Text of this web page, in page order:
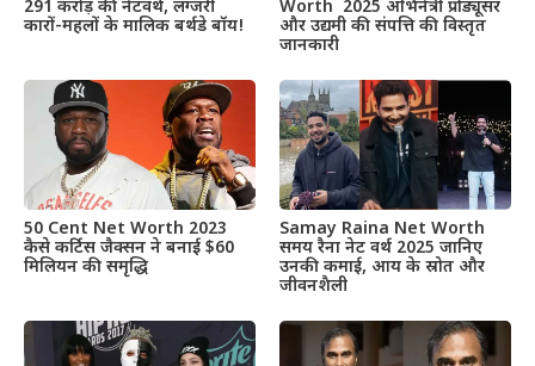
291 करोड़ की नेटवर्थ, लग्जरी
कारों-महलों के मालिक बर्थडे बॉय!
Worth 2025 अभिनेत्री प्रोड्यूसर
और उद्यमी की संपत्ति की विस्तृत
जानकारी
50 Cent Net Worth 2023
कैसे कर्टिस जैक्सन ने बनाई $60
मिलियन की समृद्धि
Samay Raina Net Worth
समय रैना नेट वर्थ 2025 जानिए
उनकी कमाई, आय के स्रोत और
जीवनशैली